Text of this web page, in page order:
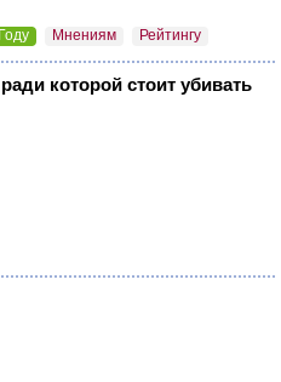
Году Мнениям Рейтингу
которой стоит убивать